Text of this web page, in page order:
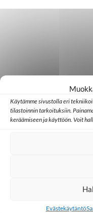
Käytämme sivustolla eri
tilastoinnin tarkoituksiin.
keräämiseen ja käyttöön. Voit
Evästekäytäntö